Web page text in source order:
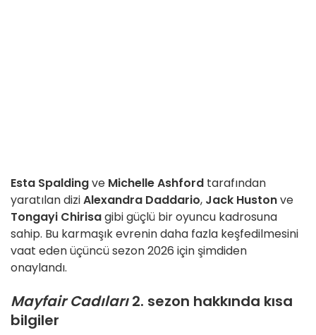
Esta Spaldingve Michelle Ashford tarafından
yaratılan diziAlexandra Daddario, Jack Hustonve
Tongayi Chirisagibi güçlü bir oyuncu kadrosuna
sahip. Bu karmaşık evrenin daha fazla keşfedilmesini
vaat eden üçüncü sezon 2026 için şimdiden
onaylandı.
Mayfair Cadıları2. sezon hakkında kısa
bilgiler